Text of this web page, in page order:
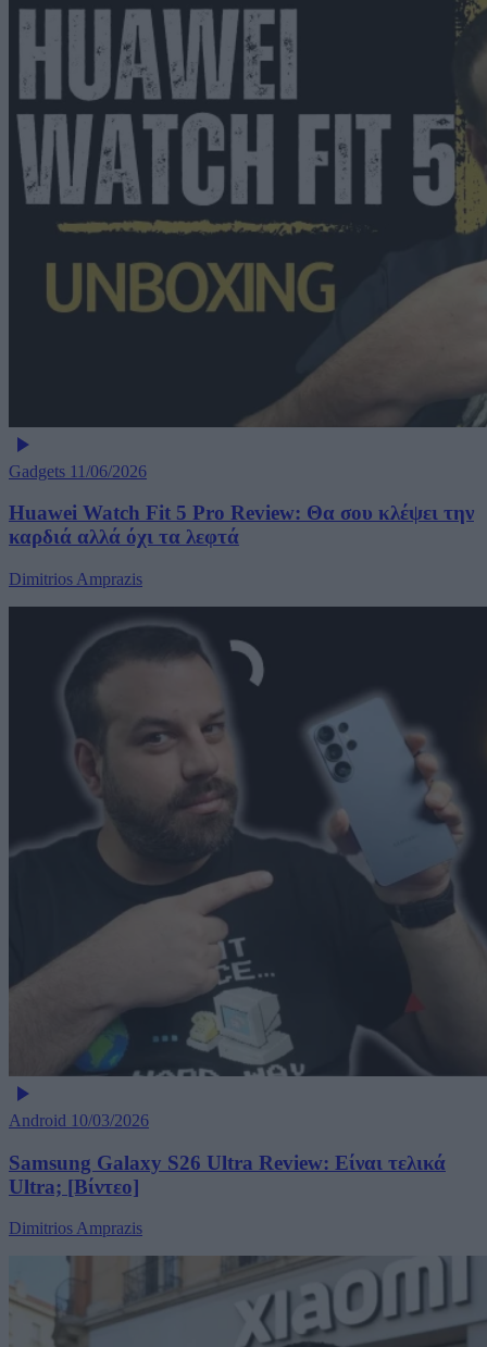
Gadgets 11/06/2026
Huawei Watch Fit 5 Pro Review: Θα σου κλέψει την
καρδιά αλλά όχι τα λεφτά
Dimitrios Amprazis
Android 10/03/2026
Samsung Galaxy S26 Ultra Review: Είναι τελικά
Ultra; [Βίντεο]
Dimitrios Amprazis